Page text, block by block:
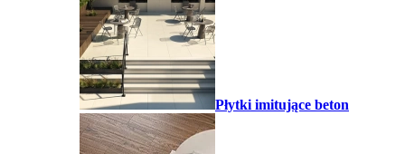
Płytki imitujące beton